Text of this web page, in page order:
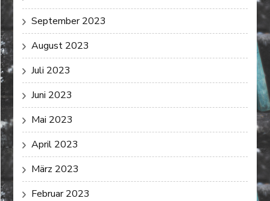
September 2023
August 2023
Juli 2023
Juni 2023
Mai 2023
April 2023
März 2023
Februar 2023